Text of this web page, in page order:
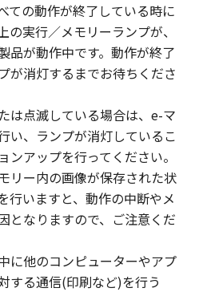
ての動作が終了している時に
実行／メモリーランプが、
品が動作中です。動作が終了
が消灯するまでお待ちくださ
は点滅している場合は、e-マ
い、ランプが消灯しているこ
ンアップを行ってください。
リー内の画像が保存された状
行いますと、動作の中断やメ
となりますので、ご注意くだ
に他のコンピューターやアプ
する通信(印刷など)を行う